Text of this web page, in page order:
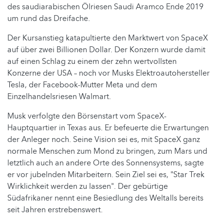
des saudiarabischen Ölriesen Saudi Aramco Ende 2019
um rund das Dreifache.
Der Kursanstieg katapultierte den Marktwert von SpaceX
auf über zwei Billionen Dollar. Der Konzern wurde damit
auf einen Schlag zu einem der zehn wertvollsten
Konzerne der USA – noch vor Musks Elektroautohersteller
Tesla, der Facebook-Mutter Meta und dem
Einzelhandelsriesen Walmart.
Musk verfolgte den Börsenstart vom SpaceX-
Hauptquartier in Texas aus. Er befeuerte die Erwartungen
der Anleger noch. Seine Vision sei es, mit SpaceX ganz
normale Menschen zum Mond zu bringen, zum Mars und
letztlich auch an andere Orte des Sonnensystems, sagte
er vor jubelnden Mitarbeitern. Sein Ziel sei es, "Star Trek
Wirklichkeit werden zu lassen". Der gebürtige
Südafrikaner nennt eine Besiedlung des Weltalls bereits
seit Jahren erstrebenswert.